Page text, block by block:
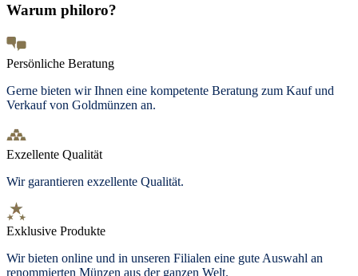
Warum philoro?
Persönliche Beratung
Gerne bieten wir Ihnen eine kompetente Beratung zum Kauf und
Verkauf von Goldmünzen an.
Exzellente Qualität
Wir garantieren exzellente Qualität.
Exklusive Produkte
Wir bieten online und in unseren Filialen eine gute Auswahl an
renommierten Münzen aus der ganzen Welt.